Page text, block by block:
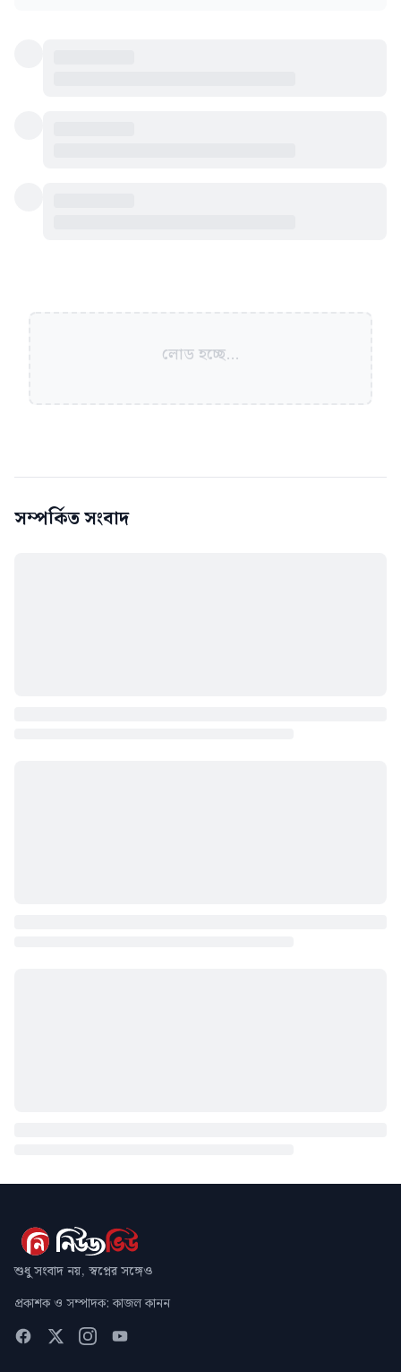
লোড হচ্ছে...
সম্পর্কিত সংবাদ
শুধু সংবাদ নয়, স্বপ্নের সঙ্গেও
প্রকাশক ও সম্পাদক: কাজল কানন